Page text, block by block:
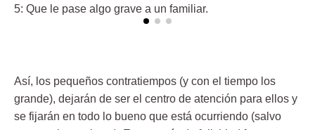
5: Que le pase algo grave a un familiar.
Así, los pequeños contratiempos (y con el tiempo los
grande), dejarán de ser el centro de atención para ellos y
se fijarán en todo lo bueno que está ocurriendo (salvo